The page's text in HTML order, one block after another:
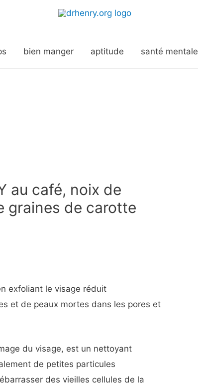
bien manger aptitude santé mentale
au café, noix de
graines de carotte
exfoliant le visage réduit
et de peaux mortes dans les pores et
du visage, est un nettoyant
de petites particules
des vieilles cellules de la